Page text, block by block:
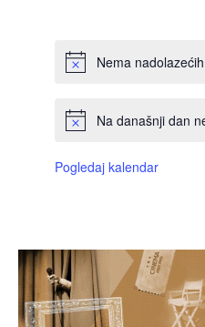
Nema
Na današnji dan
Pogledaj kalendar